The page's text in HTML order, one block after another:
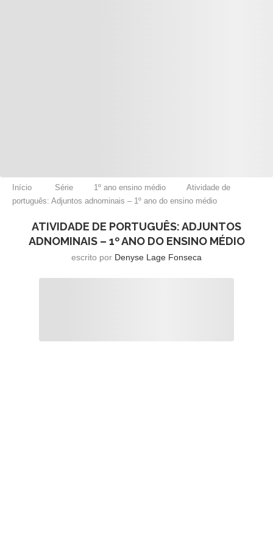
Início Série 1º ano ensino médio
Atividade de
português: Adjuntos adnominais – 1º ano do ensino médio
ATIVIDADE DE PORTUGUÊS: ADJUNTOS
ADNOMINAIS – 1º ANO DO ENSINO MÉDIO
escrito por Denyse Lage Fonseca